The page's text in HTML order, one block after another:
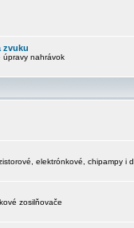
zvuku
úpravy nahrávok
elektrónkové, chipampy i
zosilňovače